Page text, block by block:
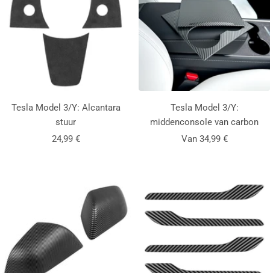
Tesla Model 3/Y: Alcantara
stuur
Aanbiedingsprijs
24,99 €
Tesla Model 3/Y:
middenconsole van carbon
Aanbiedingsprijs
Van 34,99 €